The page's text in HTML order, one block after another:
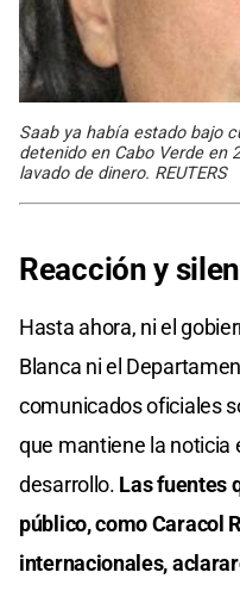
Saab ya había estado bajo
detenido en Cabo Verde en
lavado de dinero. REUTERS
Reacción y
Hasta ahora, ni el
Blanca ni el
comunicados oficiales
que mantiene la noticia
desarrollo. Las fuentes
público, como Caracol
internacionales,